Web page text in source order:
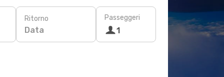
Ritorno
Data
Passeggeri
1